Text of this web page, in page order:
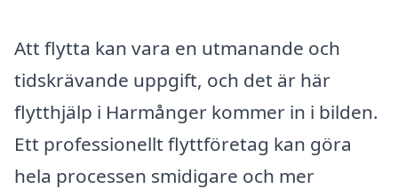
Att flytta kan vara en utmanande och
tidskrävande uppgift, och det är här
flytthjälp i Harmånger kommer in i bilden.
Ett professionellt flyttföretag kan göra
hela processen smidigare och mer